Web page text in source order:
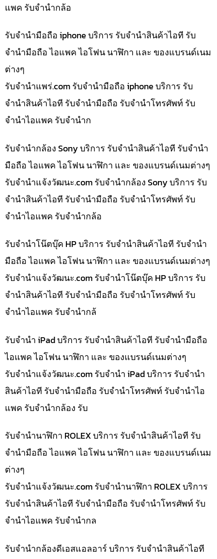
แพค รับจำนำกล้อ
รับจำนำมือถือ iphone บริการ รับจำนำสินค้าไอที รับ
จำนำมือถือ ไอแพค ไอโฟน นาฬิกา และ ของแบรนด์เนม
ต่างๆ
รับจํานําแพร่.com รับจำนำมือถือ iphone บริการ รับ
จำนำสินค้าไอที รับจำนำมือถือ รับจำนำโทรศัพท์ รับ
จำนำไอแพค รับจำนำก
รับจำนำกล้อง Sony บริการ รับจำนำสินค้าไอที รับจำนำ
มือถือ ไอแพค ไอโฟน นาฬิกา และ ของแบรนด์เนมต่างๆ
รับจํานําแจ้งวัฒนะ.com รับจำนำกล้อง Sony บริการ รับ
จำนำสินค้าไอที รับจำนำมือถือ รับจำนำโทรศัพท์ รับ
จำนำไอแพค รับจำนำกล้อ
รับจำนำโน๊ตบุ๊ค HP บริการ รับจำนำสินค้าไอที รับจำนำ
มือถือ ไอแพค ไอโฟน นาฬิกา และ ของแบรนด์เนมต่างๆ
รับจํานําแจ้งวัฒนะ.com รับจำนำโน๊ตบุ๊ค HP บริการ รับ
จำนำสินค้าไอที รับจำนำมือถือ รับจำนำโทรศัพท์ รับ
จำนำไอแพค รับจำนำกล้
รับจำนำ iPad บริการ รับจำนำสินค้าไอที รับจำนำมือถือ
ไอแพค ไอโฟน นาฬิกา และ ของแบรนด์เนมต่างๆ
รับจํานําแจ้งวัฒนะ.com รับจำนำ iPad บริการ รับจำนำ
สินค้าไอที รับจำนำมือถือ รับจำนำโทรศัพท์ รับจำนำไอ
แพค รับจำนำกล้อง รับ
รับจำนำนาฬิกา ROLEX บริการ รับจำนำสินค้าไอที รับ
จำนำมือถือ ไอแพค ไอโฟน นาฬิกา และ ของแบรนด์เนม
ต่างๆ
รับจํานําแจ้งวัฒนะ.com รับจำนำนาฬิกา ROLEX บริการ
รับจำนำสินค้าไอที รับจำนำมือถือ รับจำนำโทรศัพท์ รับ
จำนำไอแพค รับจำนำกล
รับจำนำกล้องดีเอสแอลอาร์ บริการ รับจำนำสินค้าไอที